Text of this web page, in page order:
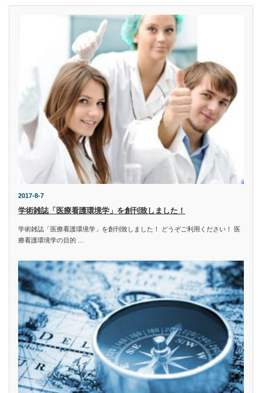
2017-8-7
学術雑誌「医療看護環境学」を創刊致しました！
学術雑誌「医療看護環境学」を創刊致しました！ どうぞご利用ください！ 医
療看護環境学の目的 …